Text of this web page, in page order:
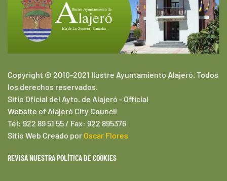
Copyright © 2010-2021 Ilustre Ayuntamiento Alajeró. Todos
los derechos reservados.
Sitio Oficial del Ayto. de Alajeró - Official
Website of Alajeró City Council
Tel: 922 89 51 55 / Fax: 922 895376
Sitio Web Creado por Oscar Flores
REVISA NUESTRA POLÍTICA DE COOKIES